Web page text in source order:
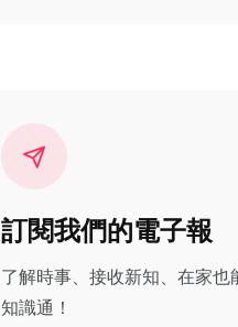
訂閱我們的電子報
了解時事、接收新知、在家也
知識通！